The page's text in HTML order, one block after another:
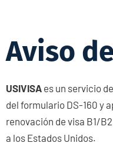
Aviso
USIVISA es un servicio
del formulario DS-160 y
renovación de visa B1/
a los Estados Unidos.